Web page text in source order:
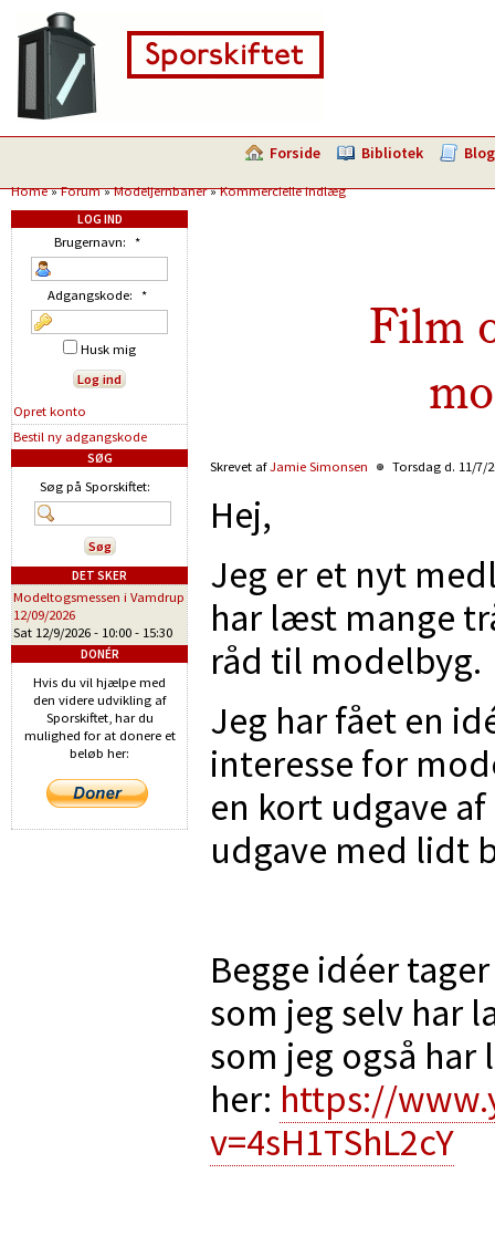
Forside Bibliotek Blog
Home»Forum»Modeljernbaner»Kommercielle indlæg
Film
Skrevet afJamie Simonsen Torsdag d. 11/7/
Hej,
Jeg er et nyt
har læst mange
råd til modelbyg.
Jeg har fået en
interesse for
en kort udgave
udgave med lidt
Begge idéer
som jeg selv har
som jeg også har
her: https://
v=4sH1TShL2cY
LOG IND
Brugernavn: *
Adgangskode: *
Husk mig
Opret konto
Bestil ny adgangskode
SØG
Søg på Sporskiftet:
DET SKER
Modeltogsmessen i Vamdrup
12/09/2026
Sat 12/9/2026 - 10:00 - 15:30
DONÉR
Hvis du vil hjælpe med
den videre udvikling af
Sporskiftet, har du
mulighed for at donere et
beløb her: